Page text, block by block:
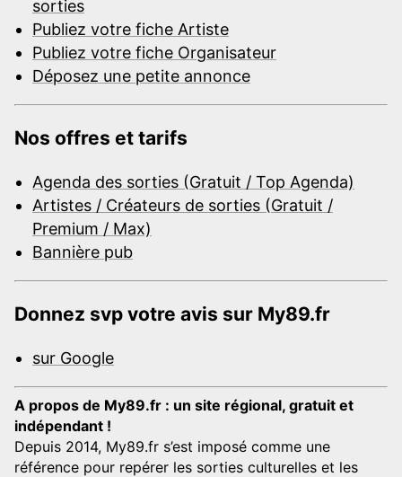
sorties
Publiez votre fiche Artiste
Publiez votre fiche Organisateur
Déposez une petite annonce
Nos offres et tarifs
Agenda des sorties (Gratuit / Top Agenda)
Artistes / Créateurs de sorties (Gratuit /
Premium / Max)
Bannière pub
Donnez svp votre avis sur My89.fr
sur Google
A propos de My89.fr : un site régional, gratuit et
indépendant !
Depuis 2014, My89.fr s’est imposé comme une
référence pour repérer les sorties culturelles et les